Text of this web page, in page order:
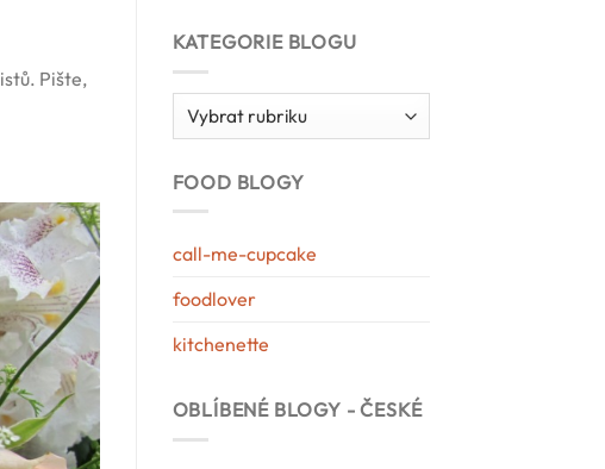
Pište,
KATEGORIE BLOGU
Kategorie
blogu
FOOD BLOGY
call-me-cupcake
foodlover
kitchenette
OBLÍBENÉ BLOGY - ČESKÉ